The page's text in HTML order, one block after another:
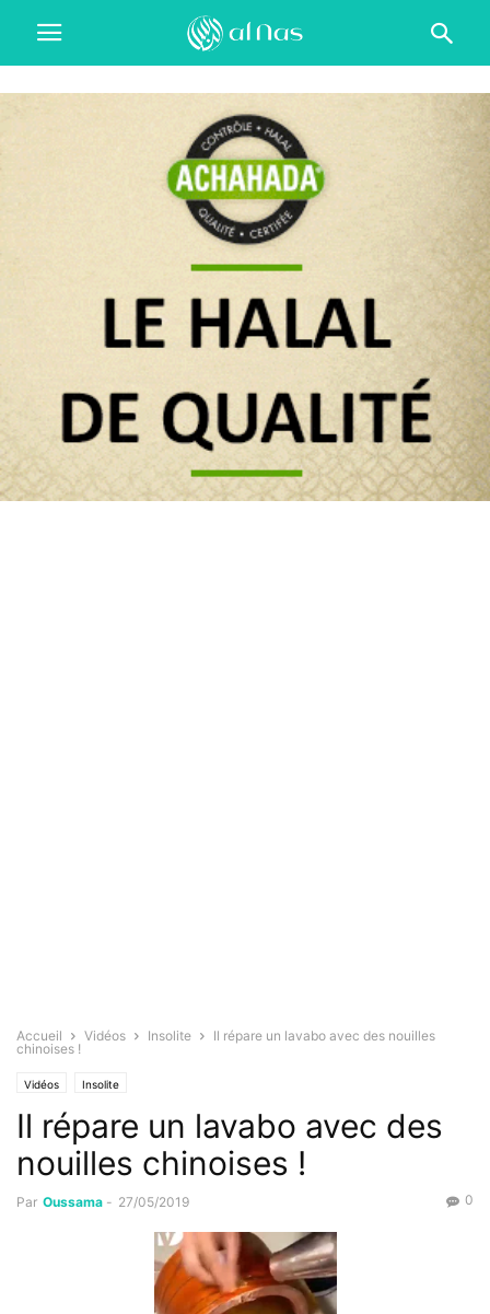
Accueil Vidéos Insolite
Il répare un lavabo avec des nouilles
chinoises !
Vidéos Insolite
Il répare un lavabo avec des
nouilles chinoises !
Par Oussama - 27/05/2019 0